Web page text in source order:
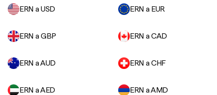
ERN a USD
ERN a EUR
ERN a GBP ERN a CAD
ERN a AUD ERN a CHF
ERN a AED
ERN a AMD